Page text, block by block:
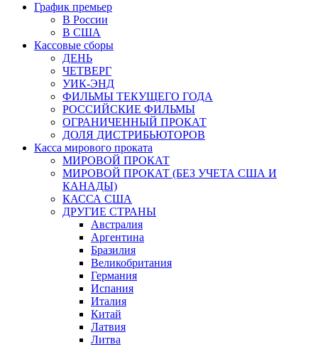
График премьер
В России
В США
Кассовые сборы
ДЕНЬ
ЧЕТВЕРГ
УИК-ЭНД
ФИЛЬМЫ ТЕКУЩЕГО ГОДА
РОССИЙСКИЕ ФИЛЬМЫ
ОГРАНИЧЕННЫЙ ПРОКАТ
ДОЛЯ ДИСТРИБЬЮТОРОВ
Касса мирового проката
МИРОВОЙ ПРОКАТ
МИРОВОЙ ПРОКАТ (БЕЗ УЧЕТА США И
КАНАДЫ)
КАССА США
ДРУГИЕ СТРАНЫ
Австралия
Аргентина
Бразилия
Великобритания
Германия
Испания
Италия
Китай
Латвия
Литва